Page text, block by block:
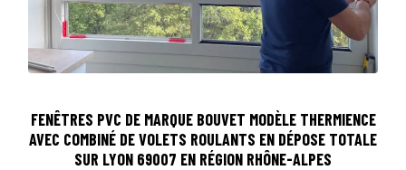
FENÊTRES PVC DE MARQUE BOUVET MODÈLE THERMIENCE
AVEC COMBINÉ DE VOLETS ROULANTS EN DÉPOSE TOTALE
SUR LYON 69007 EN RÉGION RHÔNE-ALPES